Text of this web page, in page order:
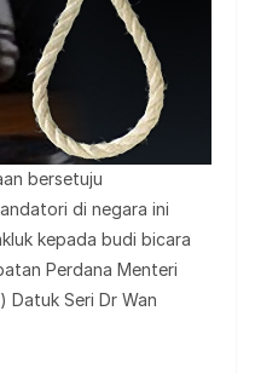
bersetuju
di negara ini
kepada budi bicara
Perdana Menteri
Datuk Seri Dr Wan